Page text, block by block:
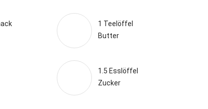
1 Teelöffel
Butter
1.5 Esslöffel
Zucker